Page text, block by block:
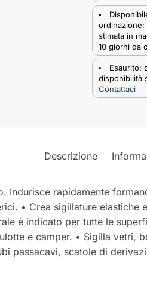
ordinazione:
stimata in
10 giorni da
Esaurito:
disponibilità
Contattaci
Descrizione
Indurisce rapidamente
• Crea sigillature
è indicato per tutte le
e camper. • Sigilla vetri,
passacavi, scatole di